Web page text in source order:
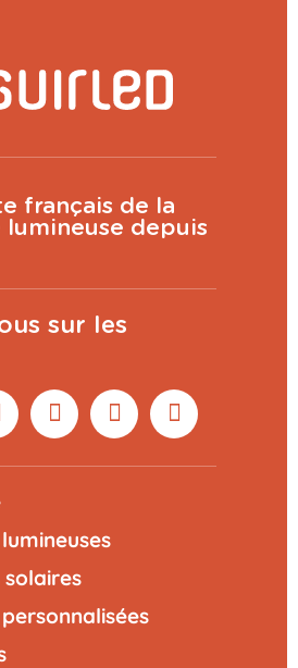
français de la
lumineuse depuis
sur les
solaires